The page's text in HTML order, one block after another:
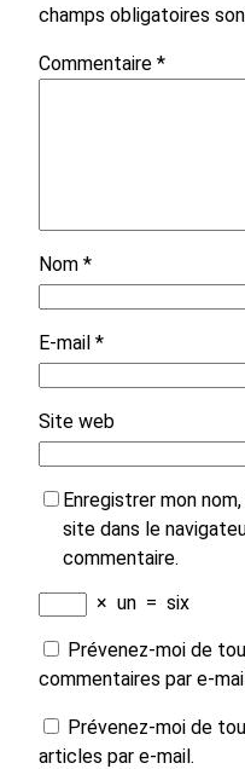
champs obligatoires
Commentaire *
Nom *
E-mail *
Site web
Enregistrer mon
site dans le
commentaire.
× un = six
Prévenez-moi de
commentaires par e-
Prévenez-moi de
articles par e-mail.